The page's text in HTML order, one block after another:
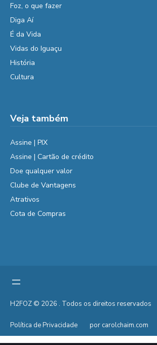
Foz, o que fazer
Diga Aí
É da Vida
Vidas do Iguaçu
História
Cultura
Veja também
Assine | PIX
Assine | Cartão de crédito
Doe qualquer valor
Clube de Vantagens
Atrativos
Cota de Compras
H2FOZ © 2026 . Todos os direitos reservados
Política de Privacidade por carolchaim.com